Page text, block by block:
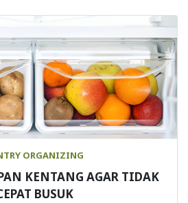
ORGANIZING
KENTANG AGAR TIDAK
BUSUK